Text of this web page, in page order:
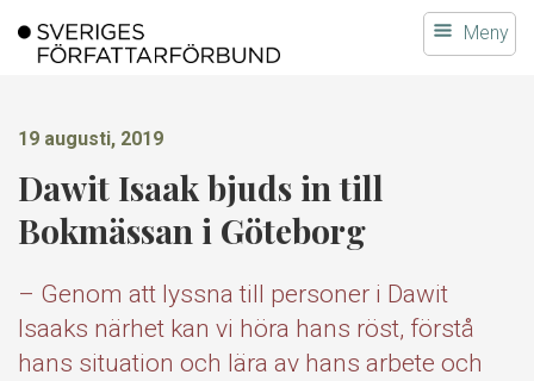
till
Meny
19 augusti, 2019
Dawit Isaak bjuds in till
Bokmässan i Göteborg
– Genom att lyssna till personer i Dawit
Isaaks närhet kan vi höra hans röst, förstå
hans situation och lära av hans arbete och